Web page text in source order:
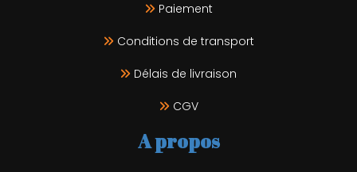
Paiement
Conditions de transport
Délais de livraison
CGV
A propos